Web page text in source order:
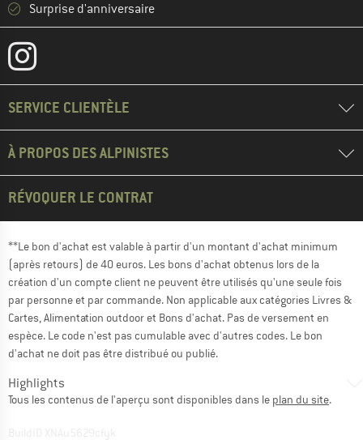
Surprise d'anniversaire
SERVICE CLIENTÈLE
À PROPOS DES ALPINISTES
RÉVOQUER LE CONTRAT
**Le bon d'achat est valable à partir d'un montant d'achat minimum
(après retours) de 40 euros. Les bons d'achat obtenus lors de la
création d'un compte client ne peuvent être utilisés qu'une seule fois
par personne et par commande. Non applicable aux catégories Livres &
Cartes, Alimentation outdoor et Bons d'achat. Pas de versement en
espèce. Le code n'est pas cumulable avec d'autres codes. Le bon
d'achat ne doit pas être distribué ou publié.
Highlights
Tous les contenus de l'aperçu sont disponibles dans le plan du site.